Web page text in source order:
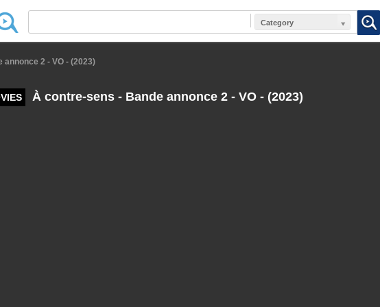
Category
2 - VO - (2023)
À contre-sens - Bande annonce 2 - VO - (2023)